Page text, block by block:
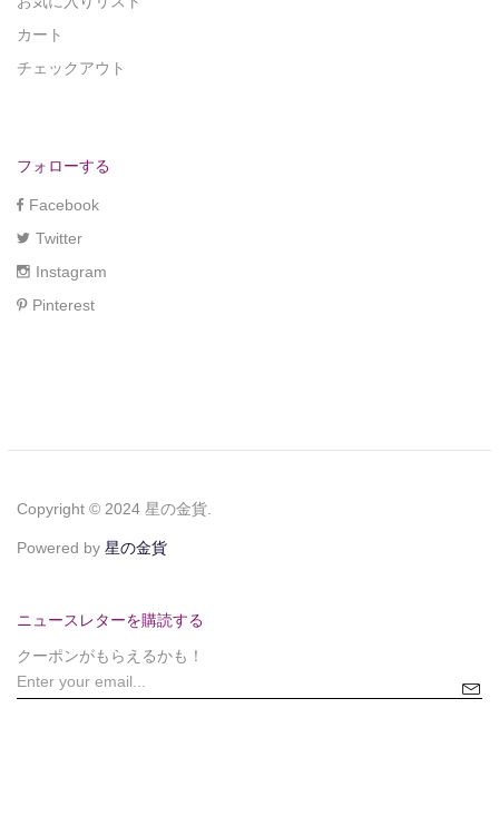
カート
チェックアウト
フォローする
Facebook
Twitter
Instagram
Pinterest
Copyright © 2024 星の金貨.
Powered by 星の金貨
ニュースレターを購読する
クーポンがもらえるかも！